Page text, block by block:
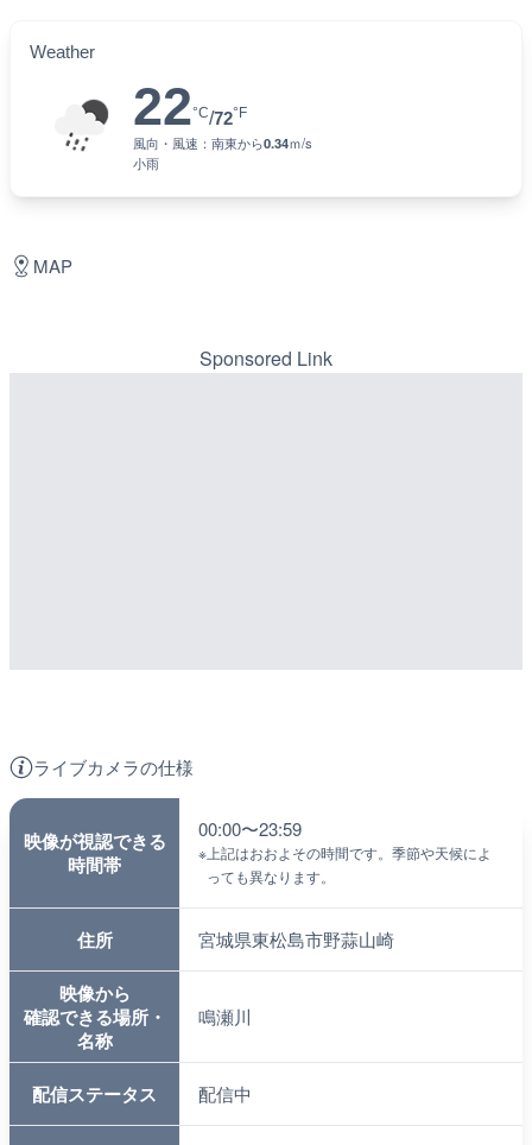
Weather
22°C/72°F
風向・風速： 南東から0.34ｍ/s
小雨
ライブカメラの仕様
映像が視認できる
時間帯
00:00〜23:59
※ 上記はおおよその時間です。季節や天候によ
っても異なります。
住所 宮城県東松島市野蒜山崎
映像から
確認できる場所・
名称
鳴瀬川
配信ステータス 配信中
MAP
Sponsored Link